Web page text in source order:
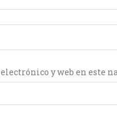
y web en este